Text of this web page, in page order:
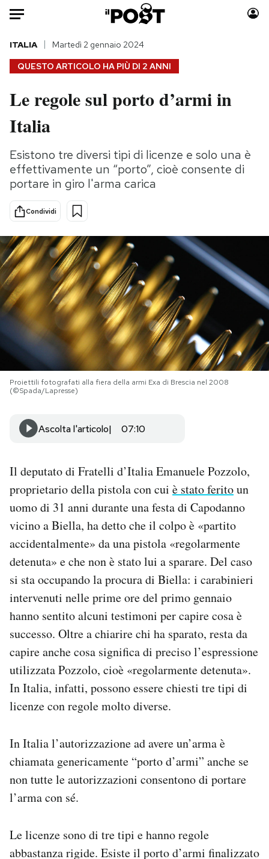
Auto
HOME
Italia
Politica
Tecnologia
Internet
Scienza
Cultura
Economia
Sport
Moda
Storie/Idee
Ok Boomer!
Media
Mondiali calcio 2026
PODCAST
NEWSLETTER
I MIEI PREFERITI
AREA PERSONALE
Newsletter
Notifiche mobile
Regala il Post
Hai bisogno di aiuto?
Esci
QUESTO ARTICOLO HA PIÙ DI 2 ANNI
ITALIA Martedì 2 gennaio 2024
Le regole sul porto d’armi in
Italia
Esistono tre diversi tipi di licenze e solo una è
effettivamente un “porto”, cioè consente di
portare in giro l'arma carica
Condividi
Proiettili fotografati alla fiera della armi Exa di Brescia nel 2008
(©Spada/Lapresse)
Ascolta l'articolo 07:10
Il deputato di Fratelli d’Italia Emanuele Pozzolo,
proprietario della pistola con cui è stato feritoun
uomo di 31 anni durante una festa di Capodanno
vicino a Biella, ha detto che il colpo è «partito
accidentalmente» da una pistola «regolarmente
detenuta» e che non è stato lui a sparare. Del caso
si sta occupando la procura di Biella: i carabinieri
intervenuti nelle prime ore del primo gennaio
hanno sentito alcuni testimoni per capire cosa è
successo. Oltre a chiarire chi ha sparato, resta da
capire anche cosa significa di preciso l’espressione
utilizzata Pozzolo, cioè «regolarmente detenuta».
In Italia, infatti, possono essere chiesti tre tipi di
licenze con regole molto diverse.
In Italia l’autorizzazione ad avere un’arma è
chiamata genericamente “porto d’armi” anche se
non tutte le autorizzazioni consentono di portare
l’arma con sé.
Le licenze sono di tre tipi e hanno regole
abbastanza rigide. Esiste il porto d’armi finalizzato